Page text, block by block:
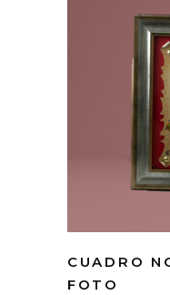
CUADRO
FOTO